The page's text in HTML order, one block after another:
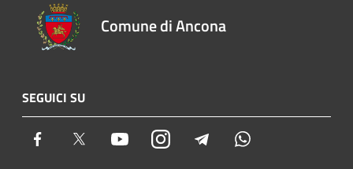
Comune di Ancona
SEGUICI SU
Facebook Twitter YoutubeInstagram Telegram